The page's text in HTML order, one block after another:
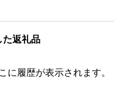
た返礼品
履歴が表示されます。